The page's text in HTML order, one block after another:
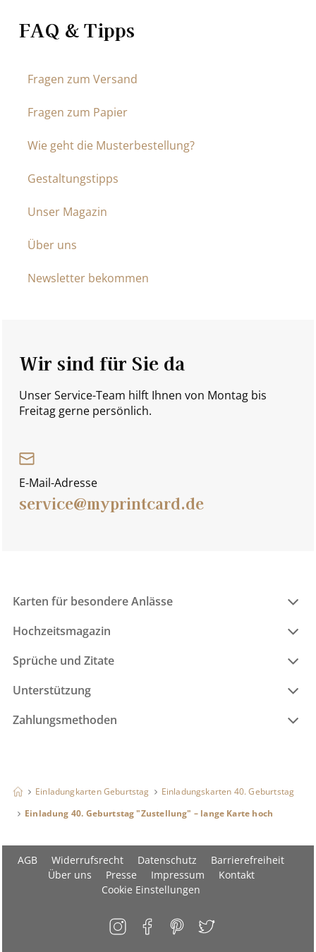
FAQ & Tipps
Fragen zum Versand
Fragen zum Papier
Wie geht die Musterbestellung?
Gestaltungstipps
Unser Magazin
Über uns
Newsletter bekommen
Wir sind für Sie da
Unser Service-Team hilft Ihnen von Montag bis
Freitag gerne persönlich.
E-Mail-Adresse
service@myprintcard.de
Karten für besondere Anlässe
Hochzeitsmagazin
Sprüche und Zitate
Unterstützung
Zahlungsmethoden
Einladungkarten Geburtstag
Einladungskarten 40. Geburtstag
Einladung 40. Geburtstag "Zustellung" – lange Karte hoch
AGB Widerrufsrecht Datenschutz
Barrierefreiheit
Über uns
Presse Impressum
Kontakt
Cookie Einstellungen